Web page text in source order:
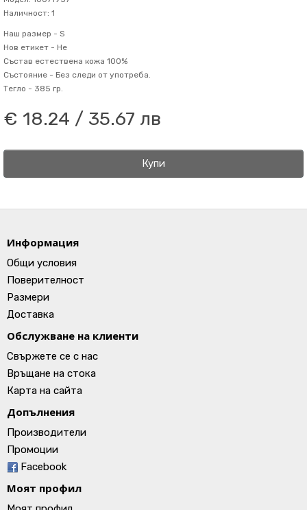
Наличност: 1
Наш размер - S
Нов етикет - Не
Състав естествена кожа 100%
Състояние - Без следи от употреба.
Тегло - 385 гр.
€ 18.24 / 35.67 лв
Купи
Информация
Общи условия
Поверителност
Размери
Доставка
Обслужване на клиенти
Свържете се с нас
Връщане на стока
Карта на сайта
Допълнения
Производители
Промоции
Facebook
Моят профил